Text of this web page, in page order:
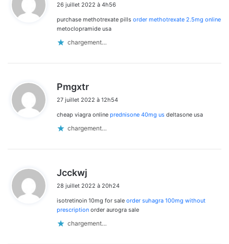
t
:
26 juillet 2022 à 4h56
purchase methotrexate pills order methotrexate 2.5mg online
metoclopramide usa
chargement…
Pmgxtr
t
27 juillet 2022 à 12h54
cheap viagra online prednisone 40mg us deltasone usa
chargement…
Jcckwj
t
:
28 juillet 2022 à 20h24
isotretinoin 10mg for sale order suhagra 100mg without
prescription order aurogra sale
chargement…